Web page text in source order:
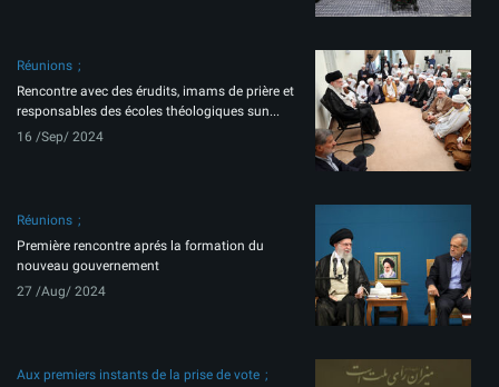
Réunions
Rencontre avec des érudits, imams de prière et
responsables des écoles théologiques sun...
16 /Sep/ 2024
Réunions
Première rencontre aprés la formation du
nouveau gouvernement
27 /Aug/ 2024
Aux premiers instants de la prise de vote